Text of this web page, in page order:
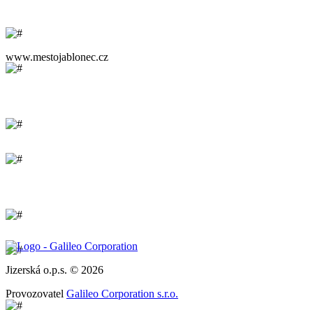
www.mestojablonec.cz
Jizerská o.p.s. © 2026
Provozovatel Galileo Corporation s.r.o.